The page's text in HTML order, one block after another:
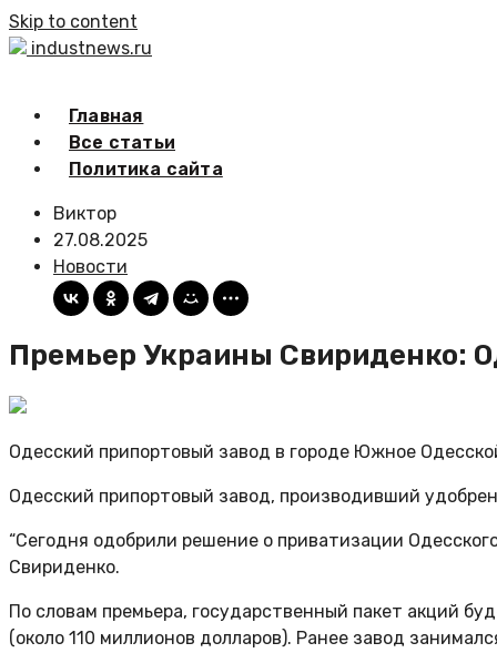
Skip to content
industnews.ru
Главная
Все статьи
Политика сайта
Виктор
27.08.2025
Новости
Премьер Украины Свириденко:
Одесский припортовый завод в городе Южное
Одесский припортовый завод, производивший
“Сегодня одобрили решение о приватизации
Свириденко.
По словам премьера, государственный пакет акций
(около 110 миллионов долларов). Ранее завод